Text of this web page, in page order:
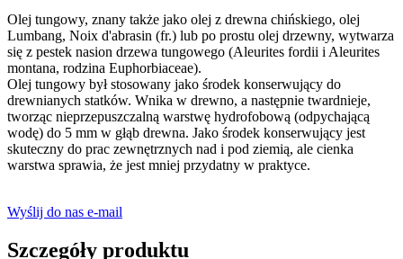
Olej tungowy, znany także jako olej z drewna chińskiego, olej
Lumbang, Noix d'abrasin (fr.) lub po prostu olej drzewny, wytwarza
się z pestek nasion drzewa tungowego (Aleurites fordii i Aleurites
montana, rodzina Euphorbiaceae).
Olej tungowy był stosowany jako środek konserwujący do
drewnianych statków. Wnika w drewno, a następnie twardnieje,
tworząc nieprzepuszczalną warstwę hydrofobową (odpychającą
wodę) do 5 mm w głąb drewna. Jako środek konserwujący jest
skuteczny do prac zewnętrznych nad i pod ziemią, ale cienka
warstwa sprawia, że ​​jest mniej przydatny w praktyce.
Wyślij do nas e-mail
Szczegóły produktu